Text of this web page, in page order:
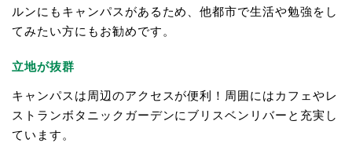
ルンにもキャンパスがあるため、他都市で生活や勉強をし
てみたい方にもお勧めです。
立地が抜群
キャンパスは周辺のアクセスが便利！周囲にはカフェやレ
ストランボタニックガーデンにブリスベンリバーと充実し
ています。